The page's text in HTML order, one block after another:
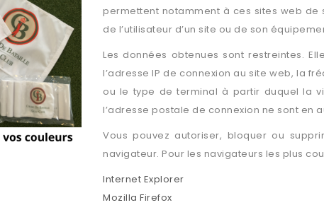
permettent notamment à ces sites web
de l’utilisateur d’un site ou de son
Les données obtenues sont restreintes.
l’adresse IP de connexion au site web, la
ou le type de terminal à partir duquel la
l’adresse postale de connexion ne sont en
Vous pouvez autoriser, bloquer ou
navigateur. Pour les navigateurs les plus
Internet Explorer
Mozilla Firefox